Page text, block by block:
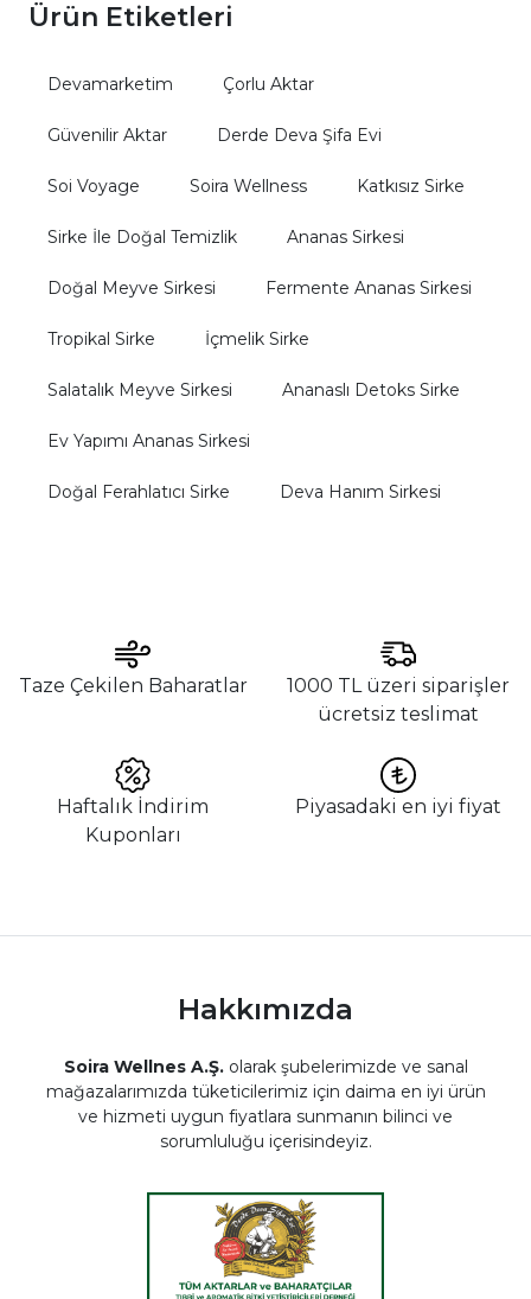
Ürün Etiketleri
Devamarketim Çorlu Aktar
Güvenilir Aktar Derde Deva Şifa Evi
Soi Voyage Soira Wellness Katkısız Sirke
Sirke İle Doğal Temizlik Ananas Sirkesi
Doğal Meyve Sirkesi Fermente Ananas Sirkesi
Tropikal Sirke İçmelik Sirke
Salatalık Meyve Sirkesi Ananaslı Detoks Sirke
Ev Yapımı Ananas Sirkesi
Doğal Ferahlatıcı Sirke Deva Hanım Sirkesi
Taze Çekilen Baharatlar
1000 TL üzeri siparişler
ücretsiz teslimat
Haftalık İndirim
Kuponları
Piyasadaki en iyi fiyat
Hakkımızda
Soira Wellnes A.Ş.olarak şubelerimizde ve sanal
mağazalarımızda tüketicilerimiz için daima en iyi ürün
ve hizmeti uygun fiyatlara sunmanın bilinci ve
sorumluluğu içerisindeyiz.